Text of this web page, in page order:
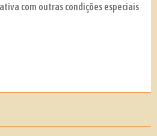
com outras condições especiais